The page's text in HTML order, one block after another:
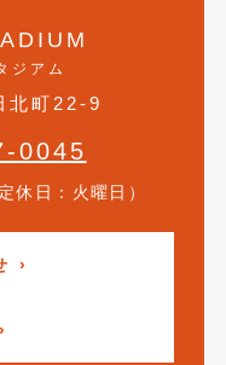
ジアム
北町22-9
0045
日：火曜日）
›